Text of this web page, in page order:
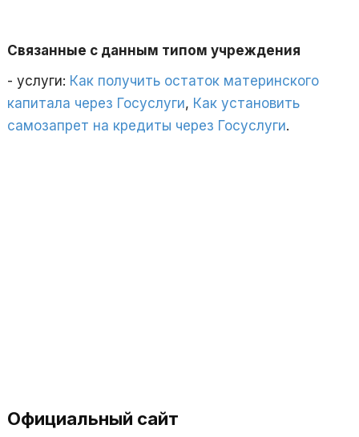
Связанные с данным типом учреждения
- услуги: Как получить остаток материнского
капитала через Госуслуги, Как установить
самозапрет на кредиты через Госуслуги.
Официальный сайт